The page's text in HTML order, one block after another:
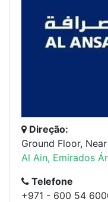
Direção:
Ground Floor,
Al Ain, Emirados
Telefone
+971 - 600 54